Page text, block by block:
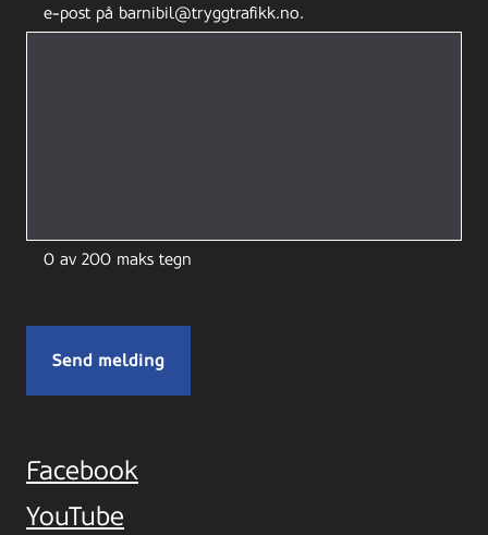
e-post på barnibil@tryggtrafikk.no.
0 av 200 maks tegn
Facebook
YouTube